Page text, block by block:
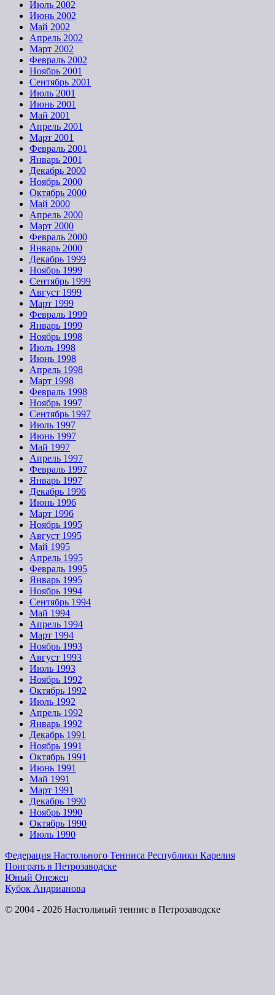
Июль 2002
Июнь 2002
Май 2002
Апрель 2002
Март 2002
Февраль 2002
Ноябрь 2001
Сентябрь 2001
Июль 2001
Июнь 2001
Май 2001
Апрель 2001
Март 2001
Февраль 2001
Январь 2001
Декабрь 2000
Ноябрь 2000
Октябрь 2000
Май 2000
Апрель 2000
Март 2000
Февраль 2000
Январь 2000
Декабрь 1999
Ноябрь 1999
Сентябрь 1999
Август 1999
Март 1999
Февраль 1999
Январь 1999
Ноябрь 1998
Июль 1998
Июнь 1998
Апрель 1998
Март 1998
Февраль 1998
Ноябрь 1997
Сентябрь 1997
Июль 1997
Июнь 1997
Май 1997
Апрель 1997
Февраль 1997
Январь 1997
Декабрь 1996
Июнь 1996
Март 1996
Ноябрь 1995
Август 1995
Май 1995
Апрель 1995
Февраль 1995
Январь 1995
Ноябрь 1994
Сентябрь 1994
Май 1994
Апрель 1994
Март 1994
Ноябрь 1993
Август 1993
Июль 1993
Ноябрь 1992
Октябрь 1992
Июль 1992
Апрель 1992
Январь 1992
Декабрь 1991
Ноябрь 1991
Октябрь 1991
Июнь 1991
Май 1991
Март 1991
Декабрь 1990
Ноябрь 1990
Октябрь 1990
Июль 1990
Федерация Настольного Тенниса Республики Карелия
Поиграть в Петрозаводске
Юный Онежец
Кубок Андрианова
© 2004 - 2026 Настольный теннис в Петрозаводске